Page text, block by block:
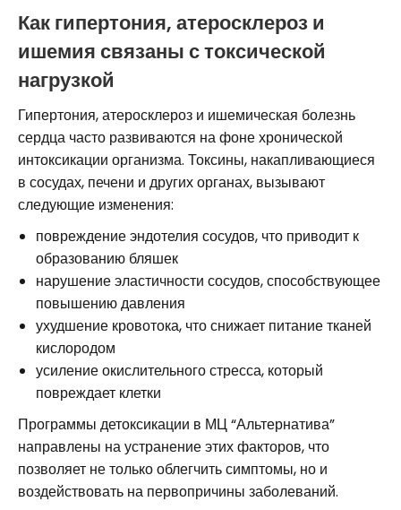
Как гипертония, атеросклероз и
ишемия связаны с токсической
нагрузкой
Гипертония, атеросклероз и ишемическая болезнь
сердца часто развиваются на фоне хронической
интоксикации организма. Токсины, накапливающиеся
в сосудах, печени и других органах, вызывают
следующие изменения:
повреждение эндотелия сосудов, что приводит к
образованию бляшек
нарушение эластичности сосудов, способствующее
повышению давления
ухудшение кровотока, что снижает питание тканей
кислородом
усиление окислительного стресса, который
повреждает клетки
Программы детоксикации в МЦ “Альтернатива”
направлены на устранение этих факторов, что
позволяет не только облегчить симптомы, но и
воздействовать на первопричины заболеваний.